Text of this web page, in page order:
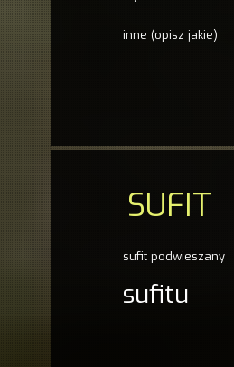
inne (opisz jakie)
SUFIT
sufit podwieszany
sufitu